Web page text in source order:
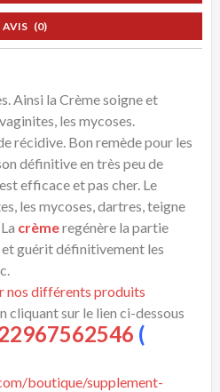
AVIS (0)
Ainsi la Crème soigne et
les mycoses.
récidive. Bon remède pour les
définitive en très peu de
efficace et pas cher. Le
les mycoses, dartres, teigne
crèmeregénère la partie
et guérit définitivement les
nos différents produits
cliquant sur le lien ci-dessous
(
boutique/supplement-